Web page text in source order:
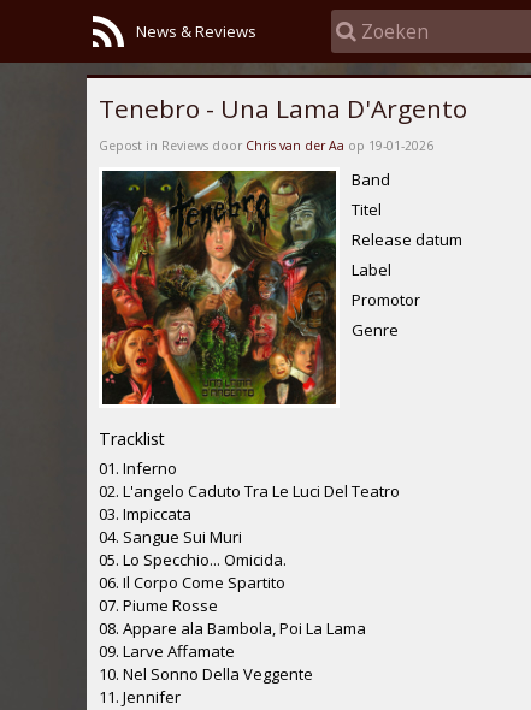
News & Reviews
Tenebro - Una Lama D'Argento
Gepost in Reviews door Chris van der Aa op 19-01-2026
Band
Titel
Release datum
Label
Promotor
Genre
Tracklist
01. Inferno
02. L'angelo Caduto Tra Le Luci Del Teatro
03. Impiccata
04. Sangue Sui Muri
05. Lo Specchio... Omicida.
06. Il Corpo Come Spartito
07. Piume Rosse
08. Appare ala Bambola, Poi La Lama
09. Larve Affamate
10. Nel Sonno Della Veggente
11. Jennifer